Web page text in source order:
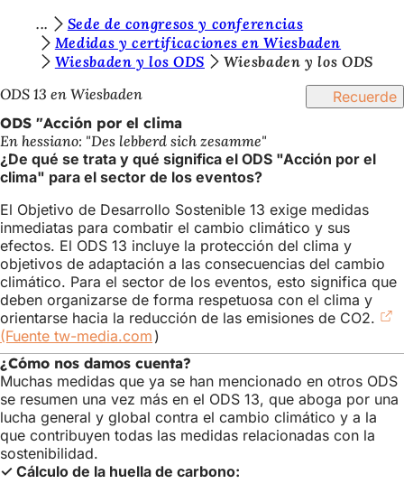
Saltar al contenido
t
á
s
a
u
í
:
Sede de congresos y conferencias
Medidas y certificaciones en Wiesbaden
Wiesbaden y los ODS
Wiesbaden y los ODS
ODS 13 en Wiesbaden
Recuerde
ODS "Acción por el clima
En hessiano: "Des lebberd sich zesamme"
¿De qué se trata y qué significa el ODS "Acción por el
clima" para el sector de los eventos?
El Objetivo de Desarrollo Sostenible 13 exige medidas
inmediatas para combatir el cambio climático y sus
efectos. El ODS 13 incluye la protección del clima y
objetivos de adaptación a las consecuencias del cambio
climático. Para el sector de los eventos, esto significa que
deben organizarse de forma respetuosa con el clima y
orientarse hacia la reducción de las emisiones de CO2.
(Fuente tw-media.com (Se
abre
en
una
nueva
pestaña)
)
¿Cómo nos damos cuenta?
Muchas medidas que ya se han mencionado en otros ODS
se resumen una vez más en el ODS 13, que aboga por una
lucha general y global contra el cambio climático y a la
que contribuyen todas las medidas relacionadas con la
sostenibilidad.
✓ Cálculo de la huella de carbono: